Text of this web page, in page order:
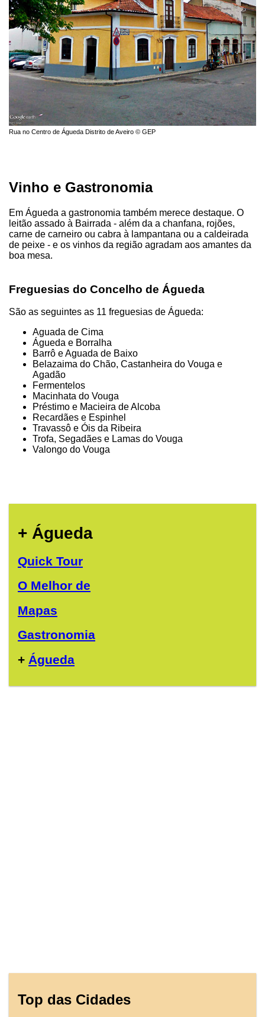
Rua no Centro de Águeda Distrito de Aveiro © GEP
Vinho e Gastronomia
Em Águeda a gastronomia também merece destaque. O
leitão assado à Bairrada - além da a chanfana, rojões,
carne de carneiro ou cabra à lampantana ou a caldeirada
de peixe - e os vinhos da região agradam aos amantes da
boa mesa.
Freguesias do Concelho de Águeda
São as seguintes as 11 freguesias de Águeda:
Aguada de Cima
Águeda e Borralha
Barrô e Aguada de Baixo
Belazaima do Chão, Castanheira do Vouga e
Agadão
Fermentelos
Macinhata do Vouga
Préstimo e Macieira de Alcoba
Recardães e Espinhel
Travassô e Óis da Ribeira
Trofa, Segadães e Lamas do Vouga
Valongo do Vouga
+ Águeda
Quick Tour
O Melhor de
Mapas
Gastronomia
+ Águeda
Top das Cidades